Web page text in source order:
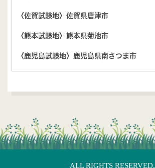
〈佐賀試験地〉佐賀県唐津市
〈熊本試験地〉熊本県菊池市
〈鹿児島試験地〉鹿児島県南さつま市
ALL RIGHTS RESERVED,